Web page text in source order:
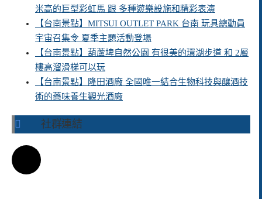
米高的巨型彩虹馬 跟 多種遊樂設施和精彩表演
【台南景點】MITSUI OUTLET PARK 台南 玩具總動員
宇宙召集令 夏季主題活動登場
【台南景點】葫蘆埤自然公園 有很美的環湖步道 和 2層
樓高溜滑梯可以玩
【台南景點】隆田酒廠 全國唯一結合生物科技與釀酒技
術的藥味養生觀光酒廠
社群連結